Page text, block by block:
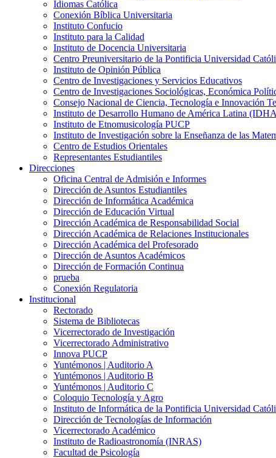
Idiomas Católica
Conexión Bíblica Universitaria
Instituto Confucio
Instituto para la Calidad
Instituto de Docencia Universitaria
Centro Preuniversitario de la Pontificia Universidad
Instituto de Opinión Pública
Centro de Investigaciones y Servicios Educativos
Centro de Investigaciones Sociológicas, Económica
Consejo Nacional de Ciencia, Tecnología e Innovación
Instituto de Desarrollo Humano de América Latina
Instituto de Etnomusicología PUCP
Instituto de Investigación sobre la Enseñanza de las
Centro de Estudios Orientales
Representantes Estudiantiles
Direcciones
Oficina Central de Admisión e Informes
Dirección de Asuntos Estudiantiles
Dirección de Informática Académica
Dirección de Educación Virtual
Dirección Académica de Responsabilidad Social
Dirección Académica de Relaciones Institucionales
Dirección Académica del Profesorado
Dirección de Asuntos Académicos
Dirección de Formación Continua
prueba
Conexión Regulatoria
Institucional
Rectorado
Sistema de Bibliotecas
Vicerrectorado de Investigación
Vicerrectorado Administrativo
Innova PUCP
Yuntémonos | Auditorio A
Yuntémonos | Auditorio B
Yuntémonos | Auditorio C
Coloquio Tecnología y Agro
Instituto de Informática de la Pontificia Universidad
Dirección de Tecnologías de Información
Vicerrectorado Académico
Instituto de Radioastronomía (INRAS)
Facultad de Psicología